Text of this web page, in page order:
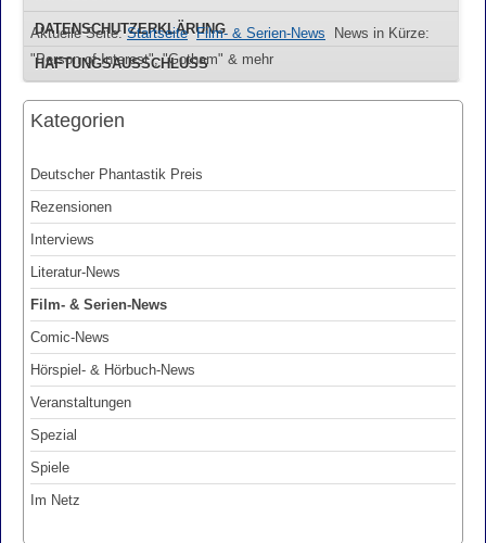
DATENSCHUTZERKLÄRUNG
HAFTUNGSAUSSCHLUSS
Aktuelle Seite:Startseite Film- & Serien-News
News in Kürze:
"Person of Interest", "Gotham" & mehr
Kategorien
Deutscher Phantastik Preis
Rezensionen
Interviews
Literatur-News
Film- & Serien-News
Comic-News
Hörspiel- & Hörbuch-News
Veranstaltungen
Spezial
Spiele
Im Netz